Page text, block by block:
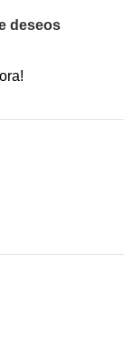
deseos